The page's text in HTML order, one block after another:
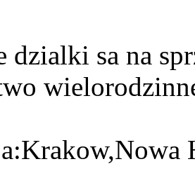
dzialki sa na